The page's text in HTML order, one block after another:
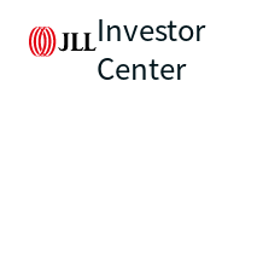
Investor
Center